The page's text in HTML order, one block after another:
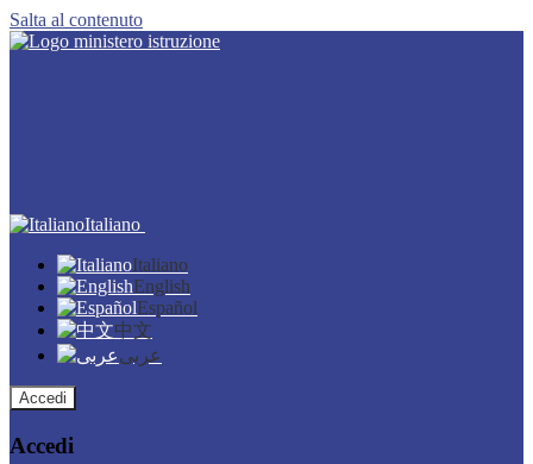
Salta al contenuto
Italiano
Italiano
English
Español
中文
عربى
Accedi
Accedi